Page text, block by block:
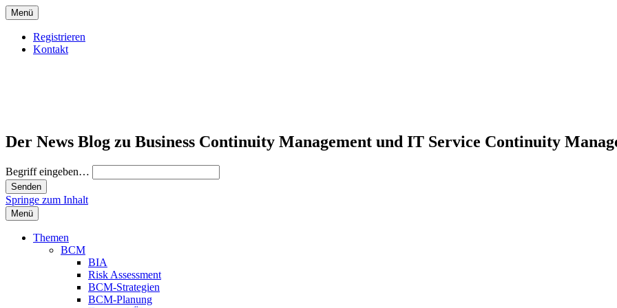
Menü
Registrieren
Kontakt
Der News Blog zu Business Continuity Management und IT Service Continuity
Begriff eingeben…
Springe zum Inhalt
Menü
Themen
BCM
BIA
Risk Assessment
BCM-Strategien
BCM-Planung